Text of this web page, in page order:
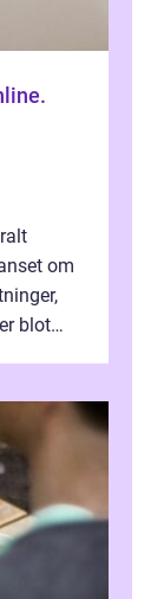
om
blot